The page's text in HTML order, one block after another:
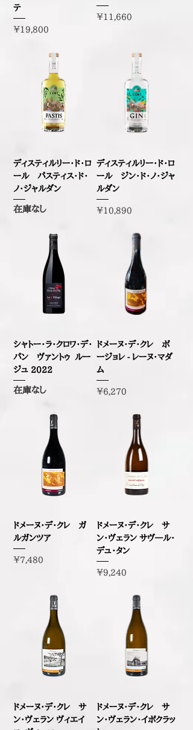
テ
価格
￥19,800
価格
￥11,660
ディスティルリー・ド・ロ
ール パスティス・ド・
ノ・ジャルダン
在庫なし
ディスティルリー・ド・ロ
ール ジン・ド・ノ・ジャ
ルダン
価格
￥10,890
シャトー・ラ・クロワ・デ・
パン ヴァントゥ ルー
ジュ 2022
在庫なし
ドメーヌ・デ・クレ ボ
ージョレ - レーヌ・マダ
ム
価格
￥6,270
ドメーヌ・デ・クレ ガ
ルガンツア
価格
￥7,480
ドメーヌ・デ・クレ サ
ン・ヴェラン サヴ―ル・
デュ・タン
価格
￥9,240
ドメーヌ・デ・クレ サ
ン・ヴェラン ヴィエイ
ドメーヌ・デ・クレ サ
ン・ヴェラン・イポクラッ